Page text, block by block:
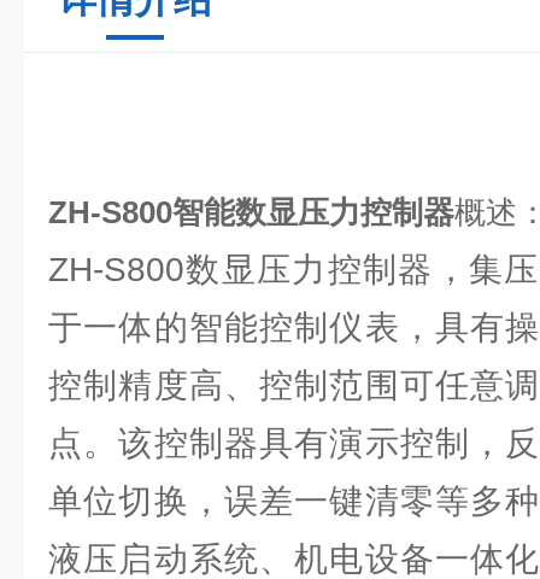
ZH-S800智能数显压力控制器概述
ZH-S800数显压力控制器，集
于一体的智能控制仪表，具有
控制精度高、控制范围可任意
点。该控制器具有演示控制，
单位切换，误差一键清零等多
液压启动系统、机电设备一体